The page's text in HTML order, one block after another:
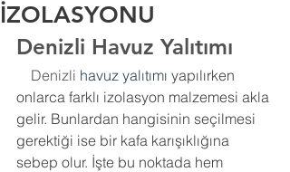
İZOLASYONU
Denizli Havuz Yalıtımı
    Denizli
havuz yalıtımı yapılırken
onlarca farklı izolasyon malzemesi akla
gelir. Bunlardan hangisinin seçilmesi
gerektiği ise bir kafa karışıklığına
sebep olur. İşte bu noktada hem